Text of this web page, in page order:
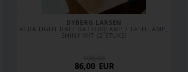
DYBERG LARSEN
ALBA LIGHT BALL BATTERIJLAMP / TAFELLAMP,
SHINY WIT (2 STUKS)
86,00EUR